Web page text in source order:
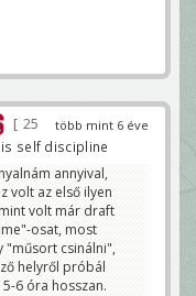
több mint 6 éve
25
self discipline
annyival,
volt az első ilyen
volt már draft
osat, most
"műsort csinálni",
helyről próbál
6 óra hosszan.